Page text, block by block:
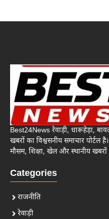
Best24News रेवाड़ी, धारूहेड़ा,
खबरों का विश्वसनीय समाचार पोर्टल
मौसम, शिक्षा, खेल और स्थानीय
Categories
राजनीति
रेवाड़ी